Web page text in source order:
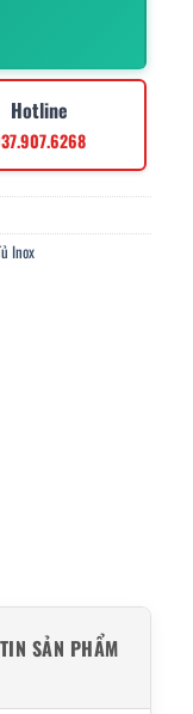
Hotline
Inox
SẢN PHẨM